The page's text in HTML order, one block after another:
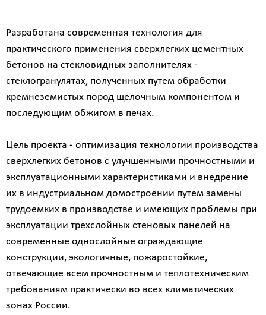
Разработана современная технология для
практического применения сверхлегких цементных
бетонов на стекловидных заполнителях -
стеклогранулятах, полученных путем обработки
кремнеземистых пород щелочным компонентом и
последующим обжигом в печах.
Цель проекта - оптимизация технологии производства
сверхлегких бетонов с улучшенными прочностными и
эксплуатационными характеристиками и внедрение
их в индустриальном домостроении путем замены
трудоемких в производстве и имеющих проблемы при
эксплуатации трехслойных стеновых панелей на
современные однослойные ограждающие
конструкции, экологичные, пожаростойкие,
отвечающие всем прочностным и теплотехническим
требованиям практически во всех климатических
зонах России.